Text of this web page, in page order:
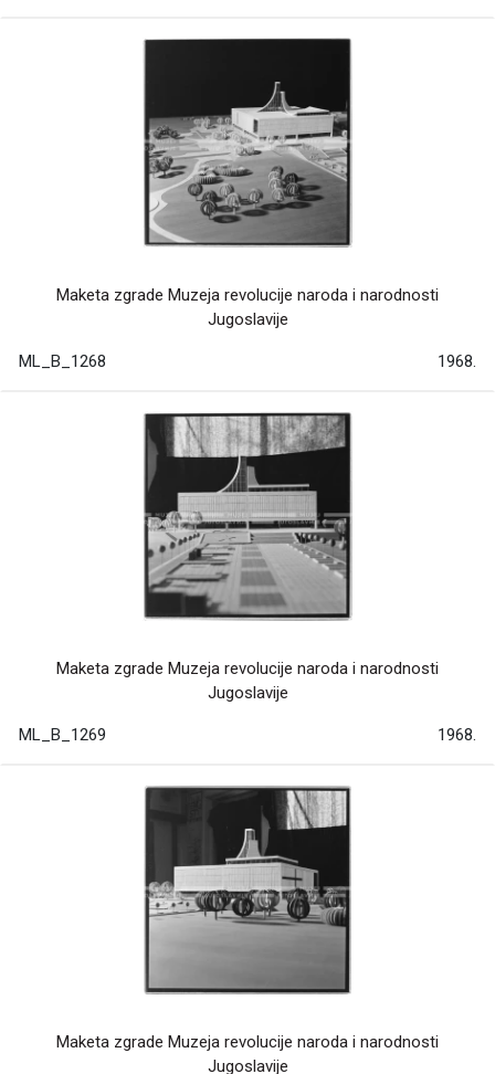
Maketa zgrade Muzeja revolucije naroda i narodnosti
Jugoslavije
ML_B_1268 1968.
Maketa zgrade Muzeja revolucije naroda i narodnosti
Jugoslavije
ML_B_1269 1968.
Maketa zgrade Muzeja revolucije naroda i narodnosti
Jugoslavije